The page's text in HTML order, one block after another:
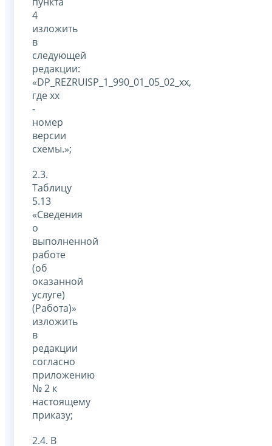
4
изложить
в
следующей
редакции:
«DP_REZRUISP_1_990_01_05_02_xx,
где xx
-
номер
версии
схемы.»;
2.3.
Таблицу
5.13
«Сведения
о
выполненной
работе
(об
оказанной
услуге)
(Работа)»
изложить
в
редакции
согласно
приложению
№ 2 к
настоящему
приказу;
2.4. В